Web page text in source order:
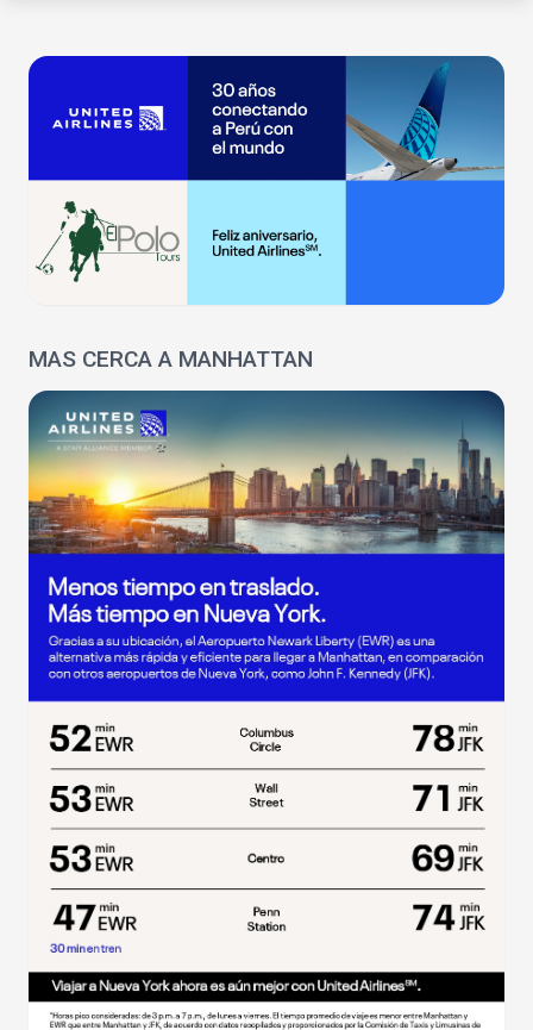
MAS CERCA A MANHATTAN